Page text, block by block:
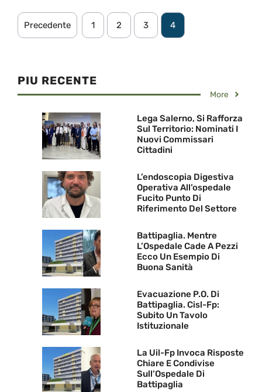
Precedente 1 2 3 4
PIU RECENTE
More
Lega Salerno, Si Rafforza
Sul Territorio: Nominati I
Nuovi Commissari
Cittadini
L’endoscopia Digestiva
Operativa All’ospedale
Fucito Punto Di
Riferimento Del Settore
Battipaglia. Mentre
L’Ospedale Cade A Pezzi
Ecco Un Esempio Di
Buona Sanità
Evacuazione P.O. Di
Battipaglia. Cisl-Fp:
Subito Un Tavolo
Istituzionale
La Uil-Fp Invoca Risposte
Chiare E Condivise
Sull’Ospedale Di
Battipaglia